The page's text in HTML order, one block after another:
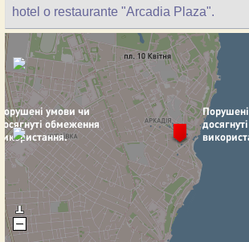
hotel o restaurante "Arcadia Plaza".